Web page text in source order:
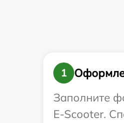
1
Заполните
E-Scooter.